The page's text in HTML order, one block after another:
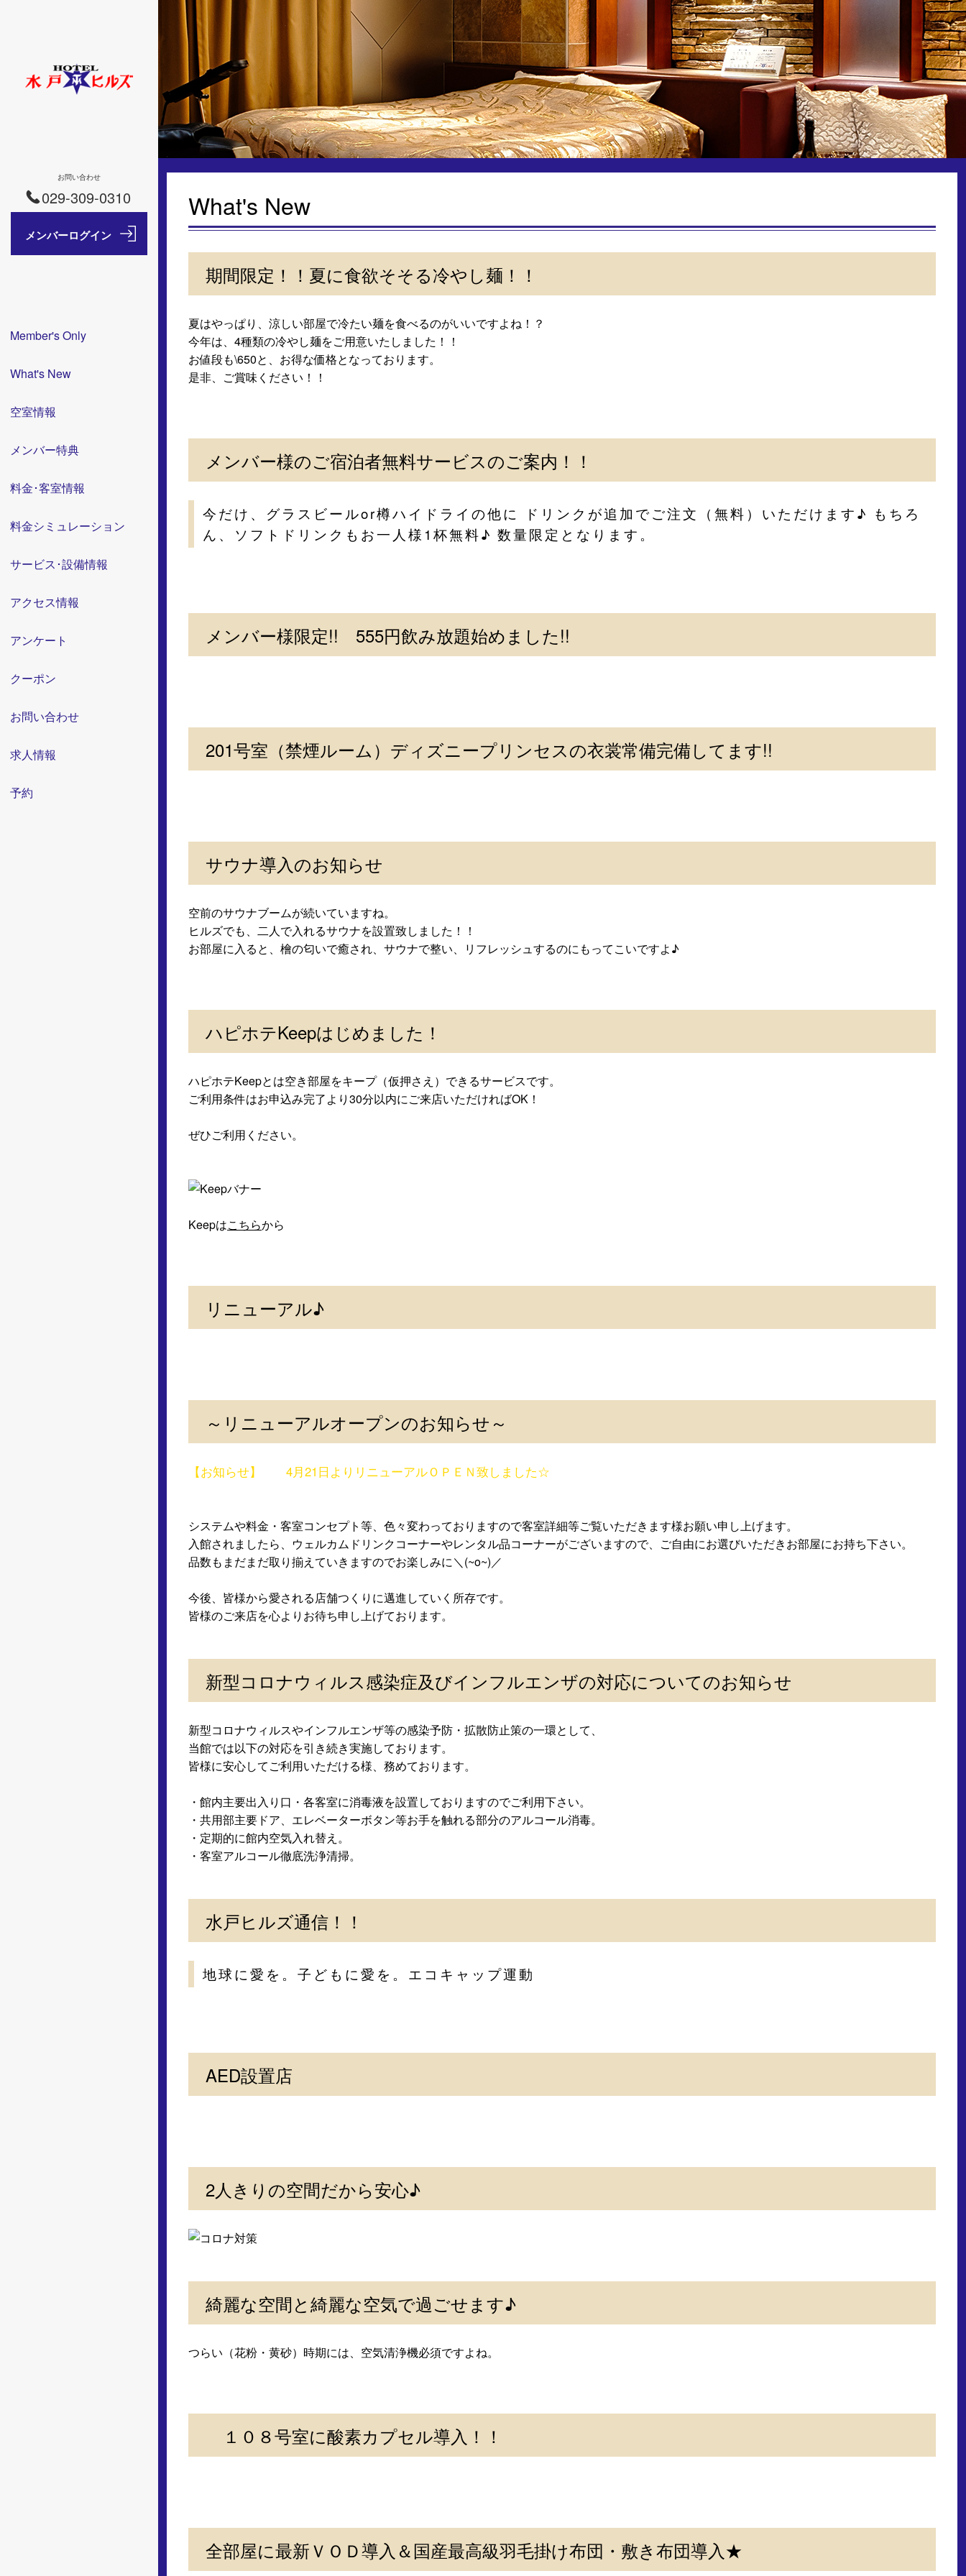
お問い合わせ
029-309-0310
Member's Only
What's New
空室情報
メンバー特典
料金･客室情報
料金シミュレーション
サービス･設備情報
アクセス情報
アンケート
クーポン
お問い合わせ
求人情報
予約
What's New
期間限定！！夏に食欲そそる冷やし麺！！
夏はやっぱり、涼しい部屋で冷たい麺を食べるのがいいですよね！？
今年は、4種類の冷やし麺をご用意いたしました！！
お値段も\650と、お得な価格となっております。
是非、ご賞味ください！！
メンバー様のご宿泊者無料サービスのご案内！！
今だけ、グラスビールor樽ハイドライの他に ドリンクが追加でご注文（無料）いただけます♪ もちろ
ん、ソフトドリンクもお一人様1杯無料♪ 数量限定となります。
メンバー様限定!! 555円飲み放題始めました!!
201号室（禁煙ルーム）ディズニープリンセスの衣裳常備完備してます!!
サウナ導入のお知らせ
空前のサウナブームが続いていますね。
ヒルズでも、二人で入れるサウナを設置致しました！！
お部屋に入ると、檜の匂いで癒され、サウナで整い、リフレッシュするのにもってこいですよ♪
ハピホテKeepはじめました！
ハピホテKeepとは空き部屋をキープ（仮押さえ）できるサービスです。
ご利用条件はお申込み完了より30分以内にご来店いただければOK！
ぜひご利用ください。
Keepはこちらから
リニューアル♪
～リニューアルオープンのお知らせ～
【お知らせ】 4月21日よりリニューアルＯＰＥＮ致しました☆
システムや料金・客室コンセプト等、色々変わっておりますので客室詳細等ご覧いただきます様お願い申し上げます。
入館されましたら、ウェルカムドリンクコーナーやレンタル品コーナーがございますので、ご自由にお選びいただきお部屋にお持ち下さい。
品数もまだまだ取り揃えていきますのでお楽しみに＼(~o~)／
今後、皆様から愛される店舗つくりに邁進していく所存です。
皆様のご来店を心よりお待ち申し上げております。
新型コロナウィルス感染症及びインフルエンザの対応についてのお知らせ
新型コロナウィルスやインフルエンザ等の感染予防・拡散防止策の一環として、
当館では以下の対応を引き続き実施しております。
皆様に安心してご利用いただける様、務めております。
・館内主要出入り口・各客室に消毒液を設置しておりますのでご利用下さい。
・共用部主要ドア、エレベーターボタン等お手を触れる部分のアルコール消毒。
・定期的に館内空気入れ替え。
・客室アルコール徹底洗浄清掃。
水戸ヒルズ通信！！
地球に愛を。子どもに愛を。エコキャップ運動
AED設置店
2人きりの空間だから安心♪
綺麗な空間と綺麗な空気で過ごせます♪
つらい（花粉・黄砂）時期には、空気清浄機必須ですよね。
１０８号室に酸素カプセル導入！！
全部屋に最新ＶＯＤ導入＆国産最高級羽毛掛け布団・敷き布団導入★